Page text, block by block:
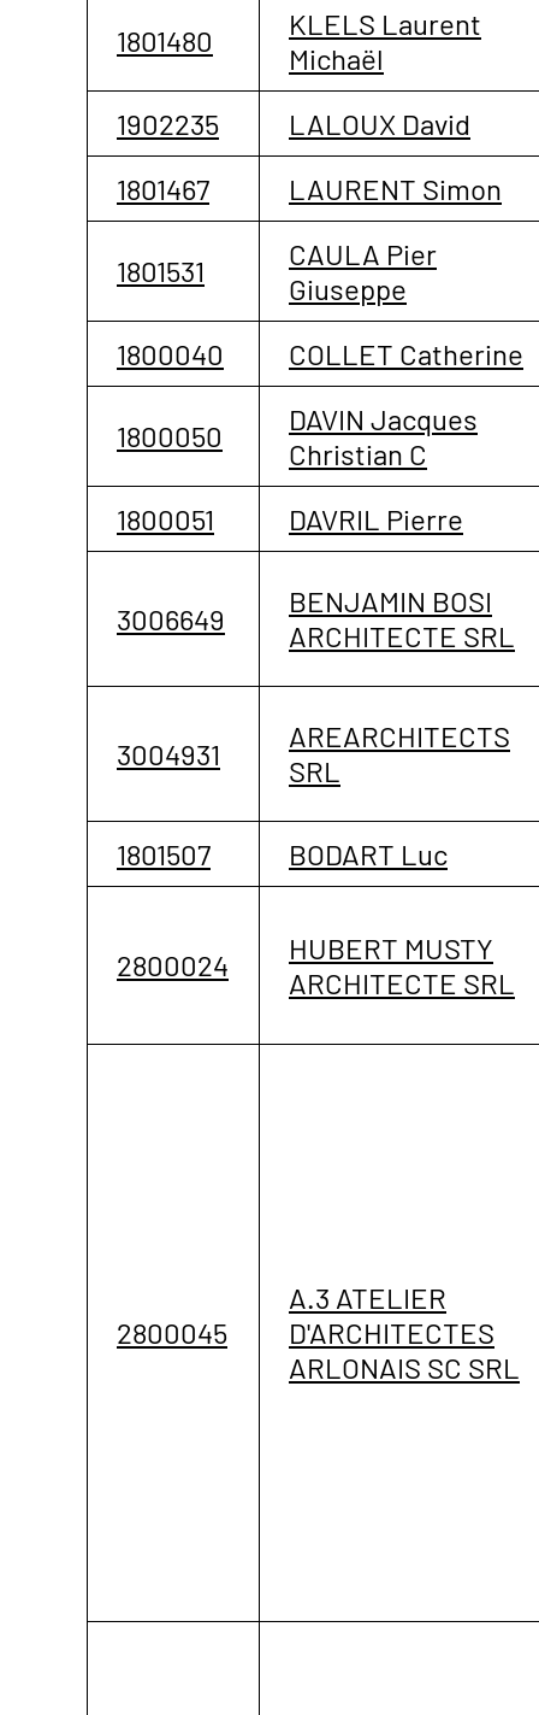
1801480
KLELS Laurent
Michaël
1902235
LALOUX David
1801467
LAURENT Simon
1801531
CAULA Pier
Giuseppe
1800040
COLLET Catherine
1800050
DAVIN Jacques
Christian C
1800051
DAVRIL Pierre
3006649
BENJAMIN BOSI
ARCHITECTE SRL
3004931
AREARCHITECTS
SRL
1801507 BODART Luc
2800024
HUBERT MUSTY
ARCHITECTE SRL
2800045
A.3 ATELIER
D'ARCHITECTES
ARLONAIS SC SRL